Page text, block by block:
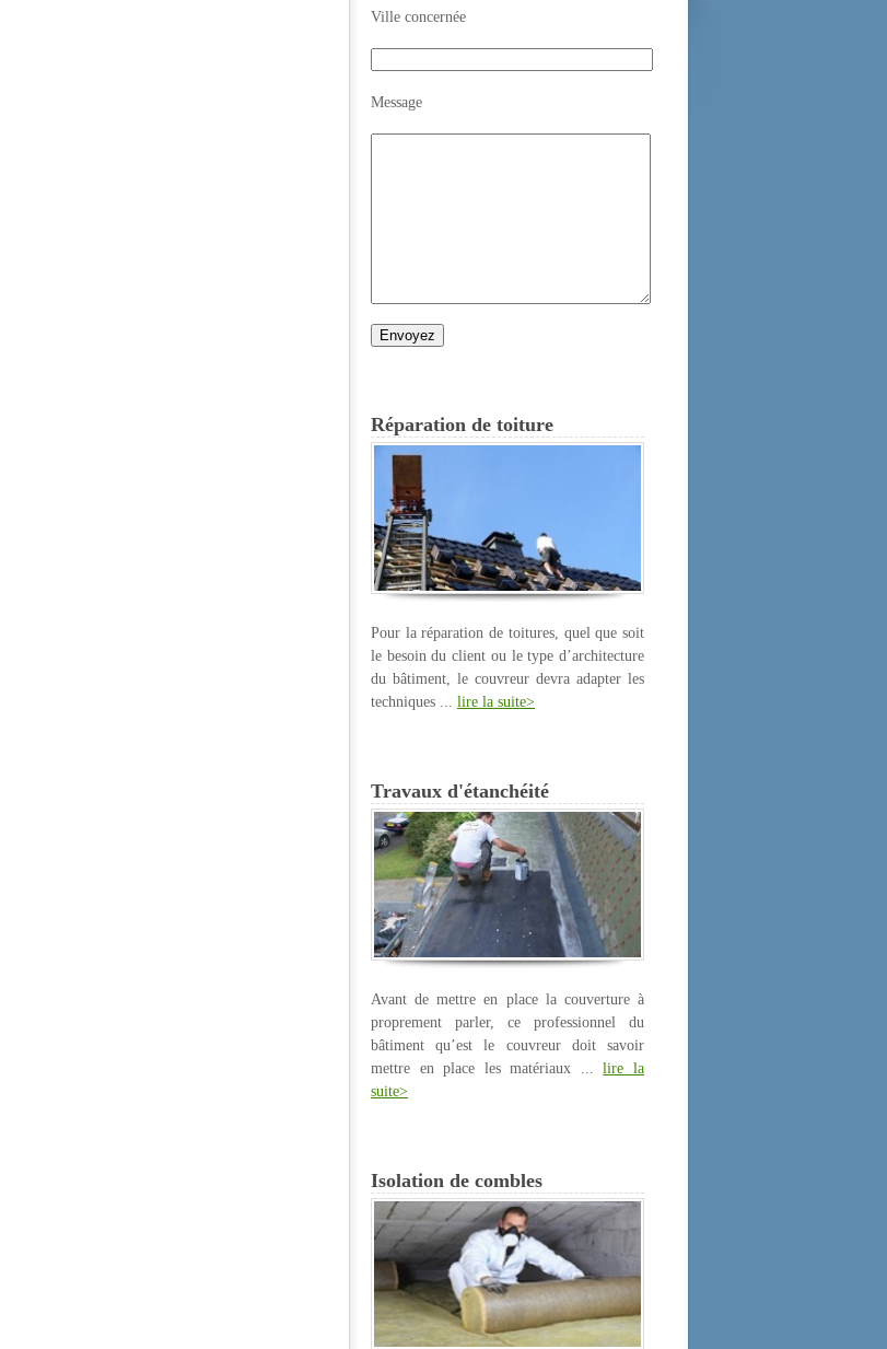
Ville concernée
Message
Réparation de toiture
Pour la réparation de toitures, quel que soit
le besoin du client ou le type d’architecture
du bâtiment, le couvreur devra adapter les
techniques ... lire la suite>
Travaux d'étanchéité
Avant de mettre en place la couverture à
proprement parler, ce professionnel du
bâtiment qu’est le couvreur doit savoir
mettre en place les matériaux ...lire la
suite>
Isolation de combles